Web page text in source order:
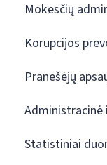
Mokesčių
Korupcijos
Pranešėjų
Statistiniai